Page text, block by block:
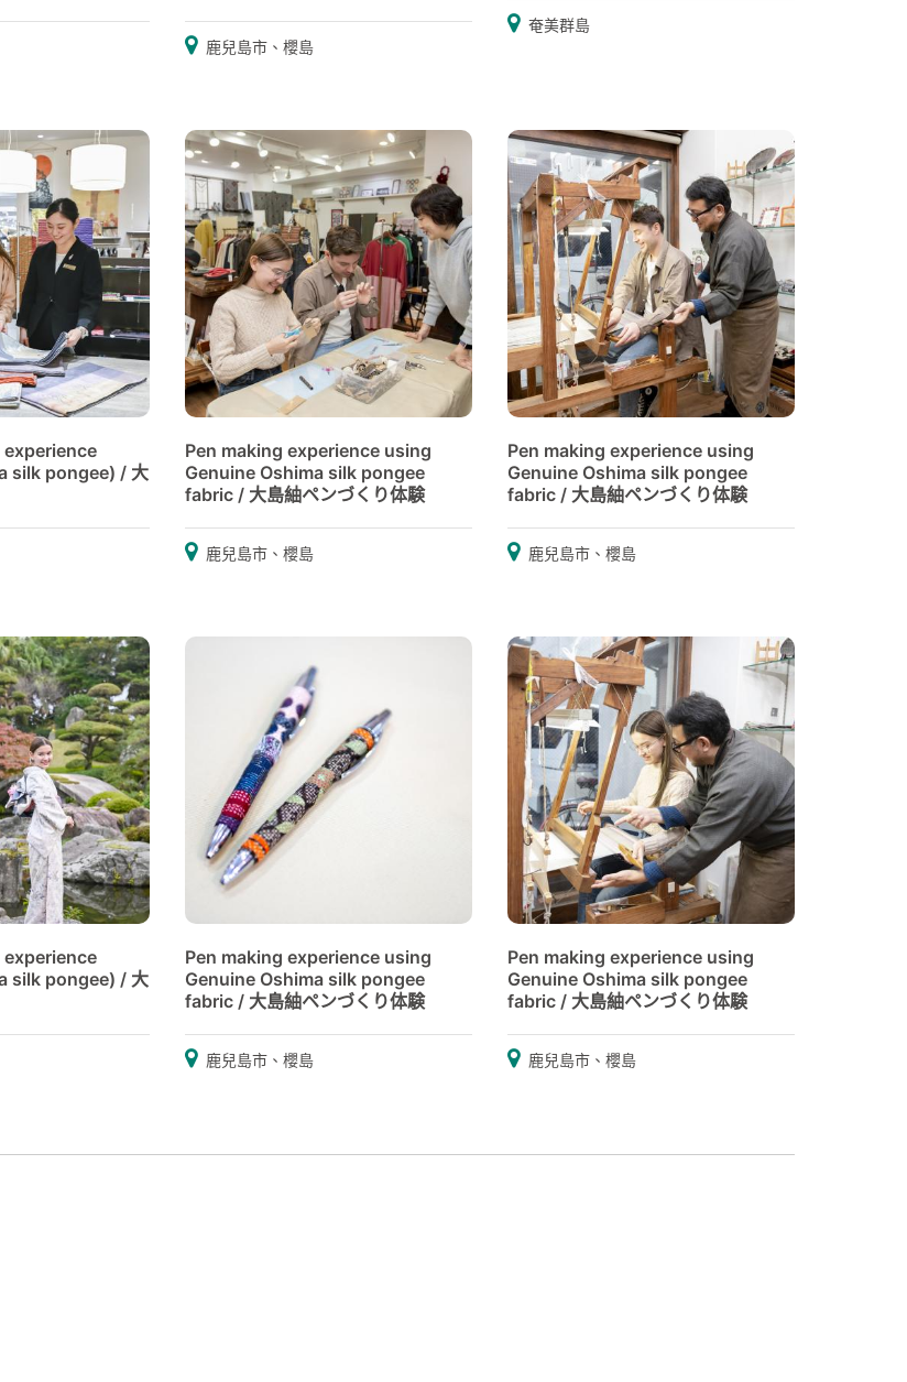
鹿兒島市、櫻島
奄美群島
silk pongee) / 大
Pen making experience using
Genuine Oshima silk pongee
fabric / 大島紬ペンづくり体験
鹿兒島市、櫻島
Pen making experience using
Genuine Oshima silk pongee
fabric / 大島紬ペンづくり体験
鹿兒島市、櫻島
silk pongee) / 大
Pen making experience using
Genuine Oshima silk pongee
fabric / 大島紬ペンづくり体験
鹿兒島市、櫻島
Pen making experience using
Genuine Oshima silk pongee
fabric / 大島紬ペンづくり体験
鹿兒島市、櫻島